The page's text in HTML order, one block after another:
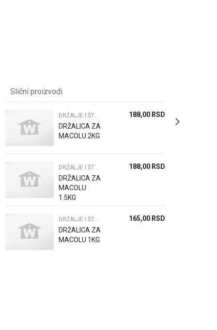
Slični proizvodi
DRŽALJE I ŠTAPOVI
DRŽALICA ZA
MACOLU 2KG
188,00 RSD
DRŽALJE I ŠTAPOVI
DRŽALICA ZA
MACOLU
1.5KG
188,00 RSD
DRŽALJE I ŠTAPOVI
DRŽALICA ZA
MACOLU 1KG
165,00 RSD